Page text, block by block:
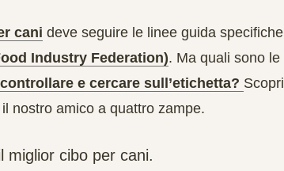
cani deve seguire le linee guida
Industry Federation). Ma quali sono
controllare e cercare sull’etichetta?
nostro amico a quattro zampe.
miglior cibo per cani.